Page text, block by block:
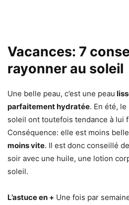
Vacances: 7
rayonner au soleil
Une belle peau, c’est une peau
parfaitement hydratée. En été,
soleil ont toutefois tendance à lui
Conséquence: elle est moins
moins vite. Il est donc conseillé
soir avec une huile, une lotion
soleil.
L’astuce en + Une fois par